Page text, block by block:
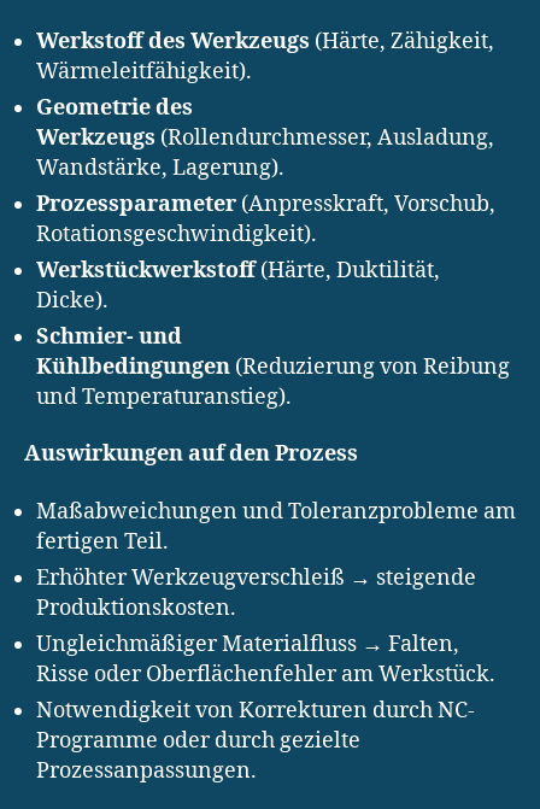
Werkstoff des Werkzeugs (Härte, Zähigkeit,
Wärmeleitfähigkeit).
Geometrie des
Werkzeugs (Rollendurchmesser, Ausladung,
Wandstärke, Lagerung).
Prozessparameter (Anpresskraft, Vorschub,
Rotationsgeschwindigkeit).
Werkstückwerkstoff(Härte, Duktilität,
Dicke).
Schmier- und
Kühlbedingungen (Reduzierung von Reibung
und Temperaturanstieg).
Auswirkungen auf den Prozess
Maßabweichungen und Toleranzprobleme am
fertigen Teil.
Erhöhter Werkzeugverschleiß → steigende
Produktionskosten.
Ungleichmäßiger Materialfluss → Falten,
Risse oder Oberflächenfehler am Werkstück.
Notwendigkeit von Korrekturen durch NC-
Programme oder durch gezielte
Prozessanpassungen.